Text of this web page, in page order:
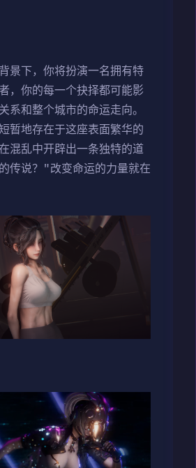
景下，你将扮演一名拥有特
，你的每一个抉择都可能影
系和整个城市的命运走向。
暂地存在于这座表面繁华的
混乱中开辟出一条独特的道
传说？"改变命运的力量就在